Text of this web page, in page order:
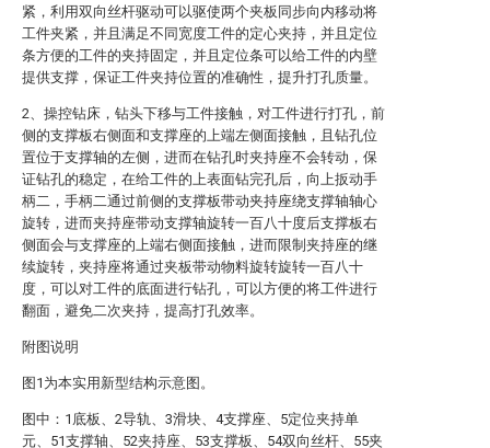
紧，利用双向丝杆驱动可以驱使两个夹板同步向内移动将
工件夹紧，并且满足不同宽度工件的定心夹持，并且定位
条方便的工件的夹持固定，并且定位条可以给工件的内壁
提供支撑，保证工件夹持位置的准确性，提升打孔质量。
2、操控钻床，钻头下移与工件接触，对工件进行打孔，前
侧的支撑板右侧面和支撑座的上端左侧面接触，且钻孔位
置位于支撑轴的左侧，进而在钻孔时夹持座不会转动，保
证钻孔的稳定，在给工件的上表面钻完孔后，向上扳动手
柄二，手柄二通过前侧的支撑板带动夹持座绕支撑轴轴心
旋转，进而夹持座带动支撑轴旋转一百八十度后支撑板右
侧面会与支撑座的上端右侧面接触，进而限制夹持座的继
续旋转，夹持座将通过夹板带动物料旋转旋转一百八十
度，可以对工件的底面进行钻孔，可以方便的将工件进行
翻面，避免二次夹持，提高打孔效率。
附图说明
图1为本实用新型结构示意图。
图中：1底板、2导轨、3滑块、4支撑座、5定位夹持单
元、51支撑轴、52夹持座、53支撑板、54双向丝杆、55夹